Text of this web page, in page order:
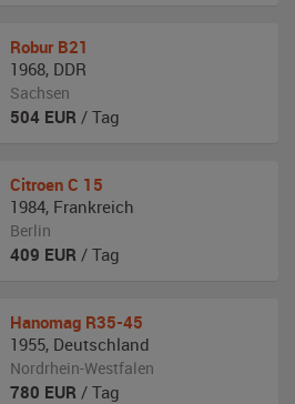
Robur B21
1968, DDR
Sachsen
504 EUR / Tag
Citroen C 15
1984, Frankreich
Berlin
409 EUR / Tag
Hanomag R35-45
1955, Deutschland
Nordrhein-Westfalen
780 EUR / Tag